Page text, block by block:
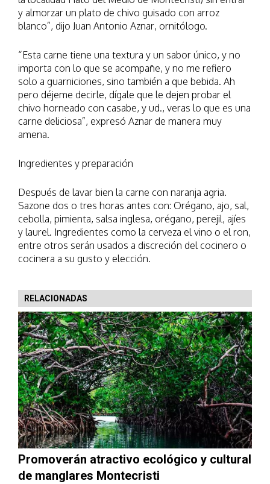
y almorzar un plato de chivo guisado con arroz
blanco”, dijo Juan Antonio Aznar, ornitólogo.
“Esta carne tiene una textura y un sabor único, y no
importa con lo que se acompañe, y no me refiero
solo a guarniciones, sino también a que bebida. Ah
pero déjeme decirle, dígale que le dejen probar el
chivo horneado con casabe, y ud., veras lo que es una
carne deliciosa”, expresó Aznar de manera muy
amena.
Ingredientes y preparación
Después de lavar bien la carne con naranja agria.
Sazone dos o tres horas antes con: Orégano, ajo, sal,
cebolla, pimienta, salsa inglesa, orégano, perejil, ajíes
y laurel. Ingredientes como la cerveza el vino o el ron,
entre otros serán usados a discreción del cocinero o
cocinera a su gusto y elección.
RELACIONADAS
Promoverán atractivo ecológico y cultural
de manglares Montecristi